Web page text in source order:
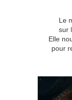
Le
sur
Elle
pour